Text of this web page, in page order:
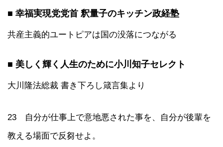
■ 幸福実現党党首 釈量子のキッチン政経塾
共産主義的ユートピアは国の没落につながる
■ 美しく輝く人生のために小川知子セレクト
大川隆法総裁 書き下ろし箴言集より
23 自分が仕事上で意地悪された事を、自分が後輩を
教える場面で反芻せよ。